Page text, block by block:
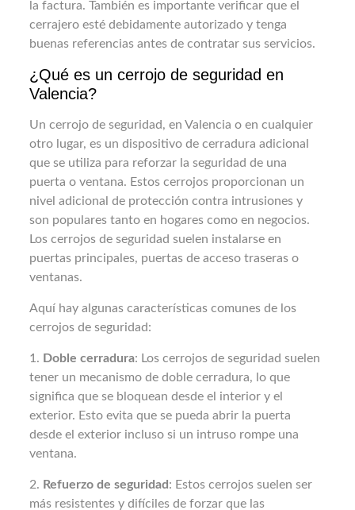
la factura. También es importante verificar que el
cerrajero esté debidamente autorizado y tenga
buenas referencias antes de contratar sus servicios.
¿Qué es un cerrojo de seguridad en
Valencia?
Un cerrojo de seguridad, en Valencia o en cualquier
otro lugar, es un dispositivo de cerradura adicional
que se utiliza para reforzar la seguridad de una
puerta o ventana. Estos cerrojos proporcionan un
nivel adicional de protección contra intrusiones y
son populares tanto en hogares como en negocios.
Los cerrojos de seguridad suelen instalarse en
puertas principales, puertas de acceso traseras o
ventanas.
Aquí hay algunas características comunes de los
cerrojos de seguridad:
1. Doble cerradura: Los cerrojos de seguridad suelen
tener un mecanismo de doble cerradura, lo que
significa que se bloquean desde el interior y el
exterior. Esto evita que se pueda abrir la puerta
desde el exterior incluso si un intruso rompe una
ventana.
2. Refuerzo de seguridad : Estos cerrojos suelen ser
más resistentes y difíciles de forzar que las